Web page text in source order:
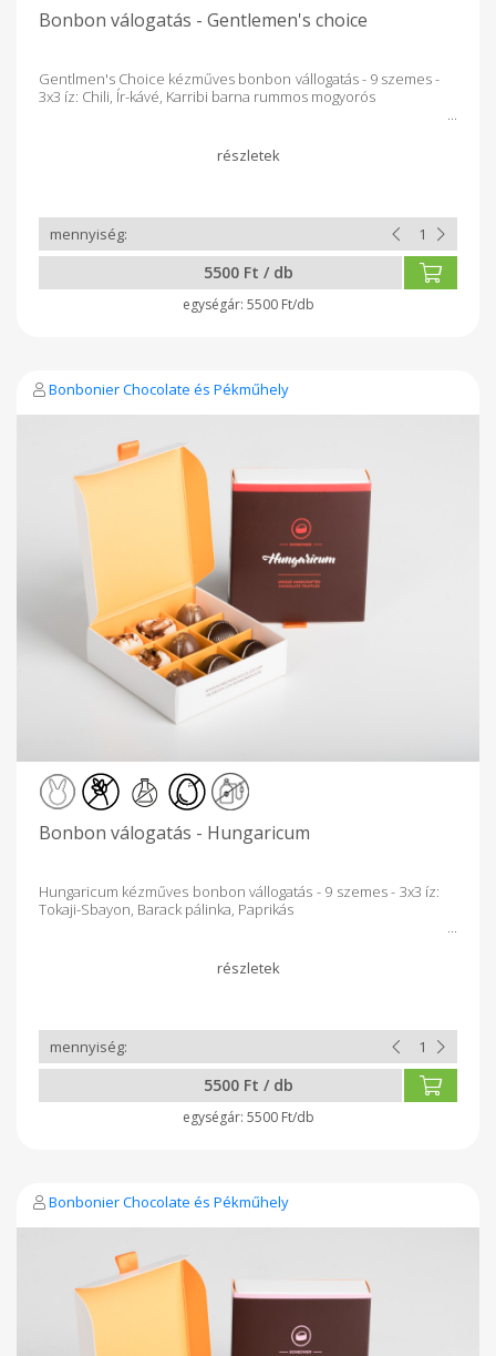
Bonbon válogatás - Gentlemen's choice
Gentlmen's Choice kézműves bonbon vállogatás - 9 szemes -
3x3 íz: Chili, Ír-kávé, Karribi barna rummos mogyorós
5500 Ft / db
5500 Ft/db
Bonbonier Chocolate és Pékműhely
Bonbon válogatás - Hungaricum
Hungaricum kézműves bonbon vállogatás - 9 szemes - 3x3 íz:
Tokaji-Sbayon, Barack pálinka, Paprikás
5500 Ft / db
5500 Ft/db
Bonbonier Chocolate és Pékműhely